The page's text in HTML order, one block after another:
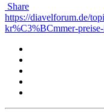
Share
https://diavelforum.de/
kr%C3%BCmmer-